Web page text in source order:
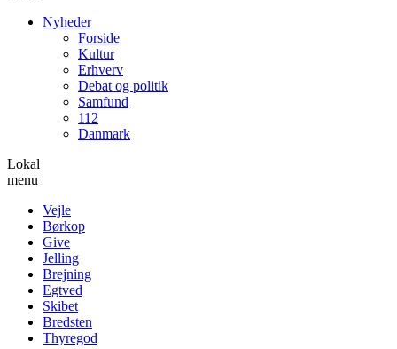
Nyheder
Forside
Kultur
Erhverv
Debat og politik
Samfund
112
Danmark
Lokal
menu
Vejle
Børkop
Give
Jelling
Brejning
Egtved
Skibet
Bredsten
Thyregod